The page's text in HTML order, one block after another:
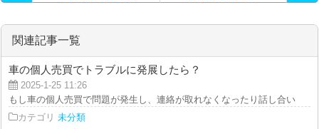
関連記事一覧
車の個人売買でトラブルに発展したら？
2025-1-25 11:26
もし車の個人売買で問題が発生し、連絡が取れなくなったり話し合いが難
カテゴリ 未分類